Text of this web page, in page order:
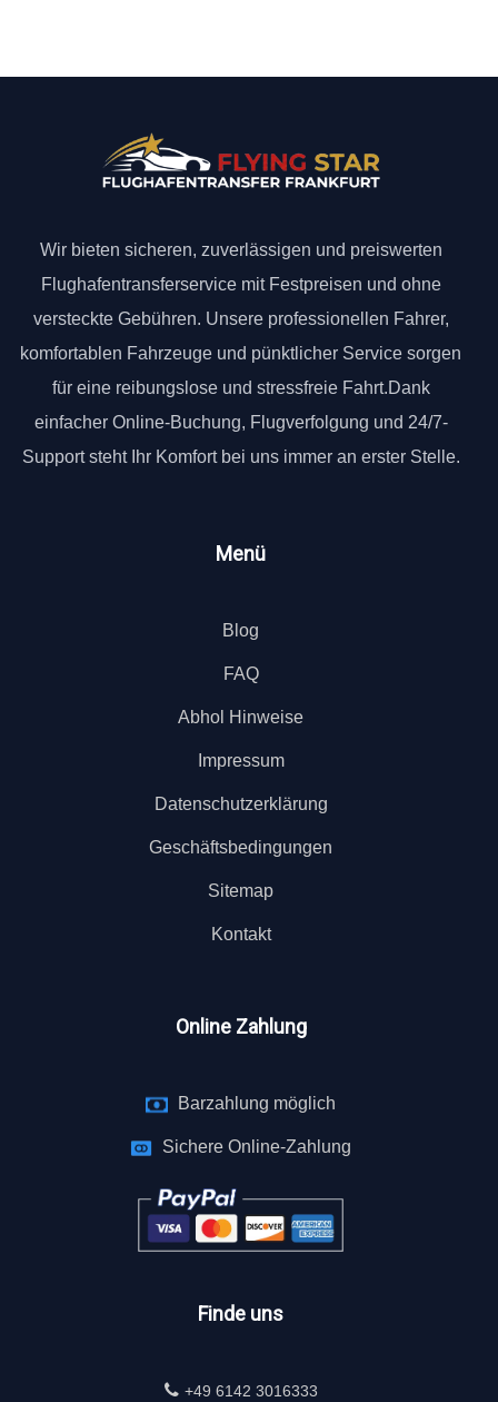
Wir bieten sicheren, zuverlässigen und preiswerten
Flughafentransferservice mit Festpreisen und ohne
versteckte Gebühren. Unsere professionellen Fahrer,
komfortablen Fahrzeuge und pünktlicher Service sorgen
für eine reibungslose und stressfreie Fahrt.Dank
einfacher Online-Buchung, Flugverfolgung und 24/7-
Support steht Ihr Komfort bei uns immer an erster Stelle.
Menü
Blog
FAQ
Abhol Hinweise
Impressum
Datenschutzerklärung
Geschäftsbedingungen
Sitemap
Kontakt
Online Zahlung
Barzahlung möglich
Sichere Online-Zahlung
Finde uns
+49 6142 3016333